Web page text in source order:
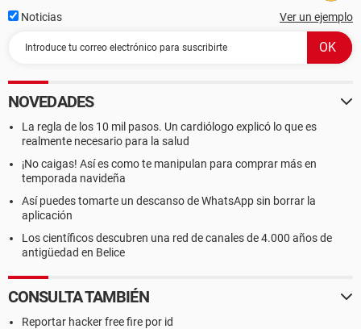
Noticias Ver un ejemplo
NOVEDADES
La regla de los 10 mil pasos. Un cardiólogo explicó lo que es
realmente necesario para la salud
¡No caigas! Así es como te manipulan para comprar más en
temporada navideña
Así puedes tomarte un descanso de WhatsApp sin borrar la
aplicación
Los científicos descubren una red de canales de 4.000 años de
antigüedad en Belice
CONSULTA TAMBIÉN
Reportar hacker free fire por id